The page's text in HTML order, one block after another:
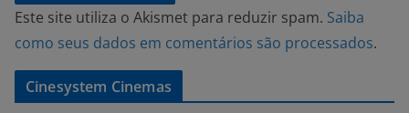
Este site utiliza o Akismet para reduzir spam. Saiba
como seus dados em comentários são processados.
Cinesystem Cinemas